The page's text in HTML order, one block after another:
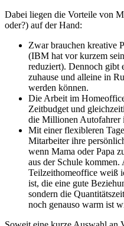
Dabei liegen die Vorteile von
oder?) auf der Hand:
Zwar brauchen kreative
(IBM hat vor kurzem
reduziert). Dennoch gibt
zuhause und alleine in
werden können.
Die Arbeit im
Zeitbudget und
die Millionen Autofahrer
Mit einer flexibleren
Mitarbeiter ihre
wenn Mama oder Papa
aus der Schule kommen.
Teilzeithomeoffice weiß
ist, die eine gute
sondern die
noch genauso warm ist